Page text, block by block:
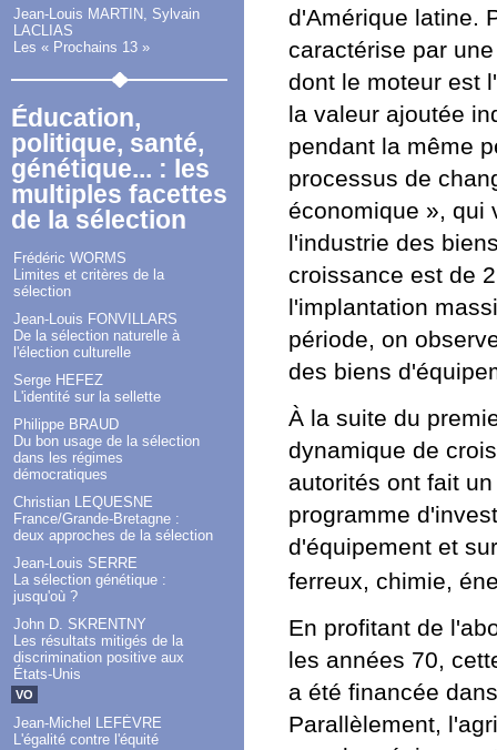
Jean-Louis MARTIN, Sylvain
LACLIAS
Les « Prochains 13 »
Éducation,
politique, santé,
génétique... : les
multiples facettes
de la sélection
Frédéric WORMS
Limites et critères de la
sélection
Jean-Louis FONVILLARS
De la sélection naturelle à
l'élection culturelle
Serge HEFEZ
L'identité sur la sellette
Philippe BRAUD
Du bon usage de la sélection
dans les régimes
démocratiques
Christian LEQUESNE
France/Grande-Bretagne :
deux approches de la sélection
Jean-Louis SERRE
La sélection génétique :
jusqu'où ?
John D. SKRENTNY
Les résultats mitigés de la
discrimination positive aux
États-Unis
VO
Jean-Michel LEFÈVRE
L'égalité contre l'équité
d'Amérique latine.
caractérise par
dont le moteur est
la valeur ajoutée
pendant la même
processus de
économique », qui
l'industrie des
croissance est de
l'implantation
période, on
des biens
À la suite du
dynamique de
autorités ont fait
programme
d'équipement et
ferreux, chimie,
En profitant de
les années 70,
a été financée
Parallèlement,